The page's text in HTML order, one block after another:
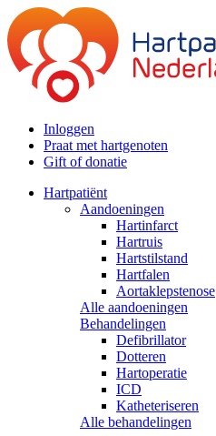
Inloggen
Praat met hartgenoten
Gift of donatie
Hartpatiënt
Aandoeningen
Hartinfarct
Hartruis
Hartstilstand
Hartfalen
Aortaklepstenose
Alle aandoeningen
Behandelingen
Defibrillator
Dotteren
Hartoperatie
ICD
Katheteriseren
Alle behandelingen